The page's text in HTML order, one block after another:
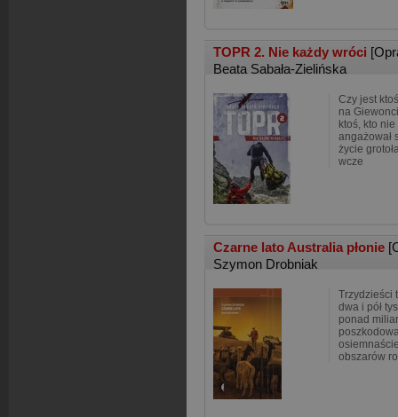
TOPR 2. Nie każdy wróci
Beata Sabała-Zielińska
Czy jest
na
ktoś, kto
angażował
życie
wcze
Czarne lato Australia płonie
Szymon Drobniak
Trzydzieści
dwa i pół
ponad
obszarów